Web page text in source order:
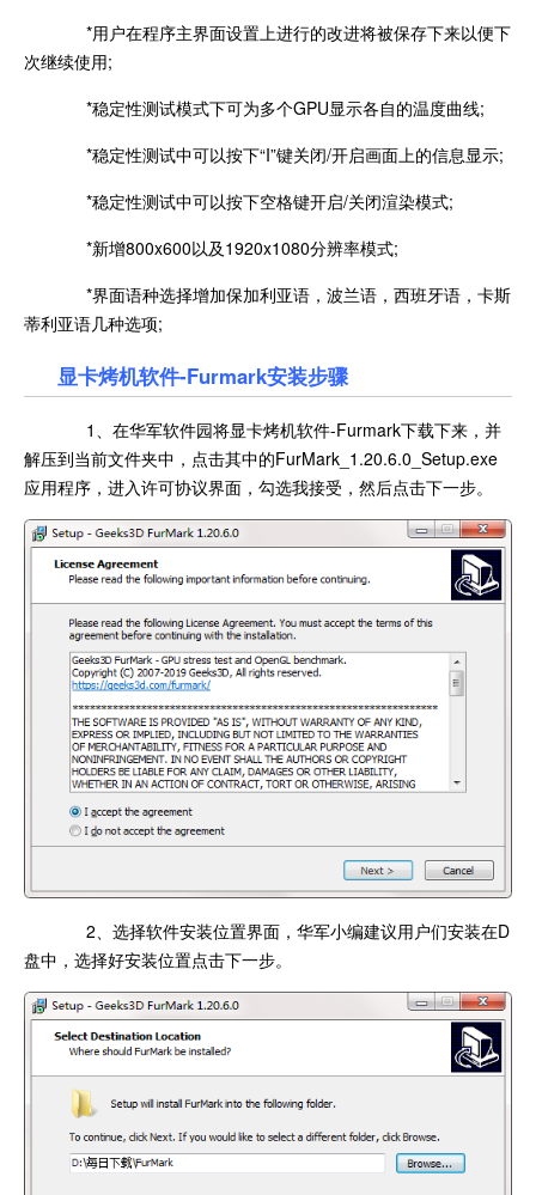
*用户在程序主界面设置上进行的改进将被保存下来以便下
次继续使用;
*稳定性测试模式下可为多个GPU显示各自的温度曲线;
*稳定性测试中可以按下“I”键关闭/开启画面上的信息显示;
*稳定性测试中可以按下空格键开启/关闭渲染模式;
*新增800x600以及1920x1080分辨率模式;
*界面语种选择增加保加利亚语，波兰语，西班牙语，卡斯
蒂利亚语几种选项;
显卡烤机软件-Furmark安装步骤
1、在华军软件园将显卡烤机软件-Furmark下载下来，并
解压到当前文件夹中，点击其中的FurMark_1.20.6.0_Setup.exe
应用程序，进入许可协议界面，勾选我接受，然后点击下一步。
2、选择软件安装位置界面，华军小编建议用户们安装在D
盘中，选择好安装位置点击下一步。